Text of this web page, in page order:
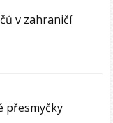
v zahraničí
přesmyčky